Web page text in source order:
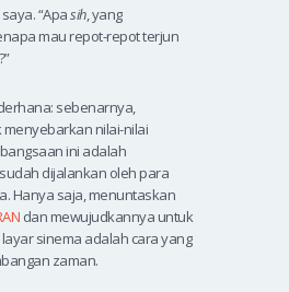
“Apasih, yang
mau repot-repot terjun
sebenarnya,
nilai-nilai
ini adalah
dijalankan oleh para
Hanya saja, menuntaskan
dan mewujudkannya untuk
sinema adalah cara yang
zaman.